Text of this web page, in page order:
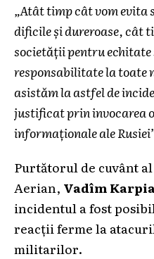
„Atât timp cât vom evita
dificile și dureroase, cât
societății pentru echitate
responsabilitate la toate
asistăm la astfel de
justificat prin invocarea
informaționale ale
Purtătorul de cuvânt
Aerian, Vadîm
incidentul a fost
reacții ferme la
militarilor.